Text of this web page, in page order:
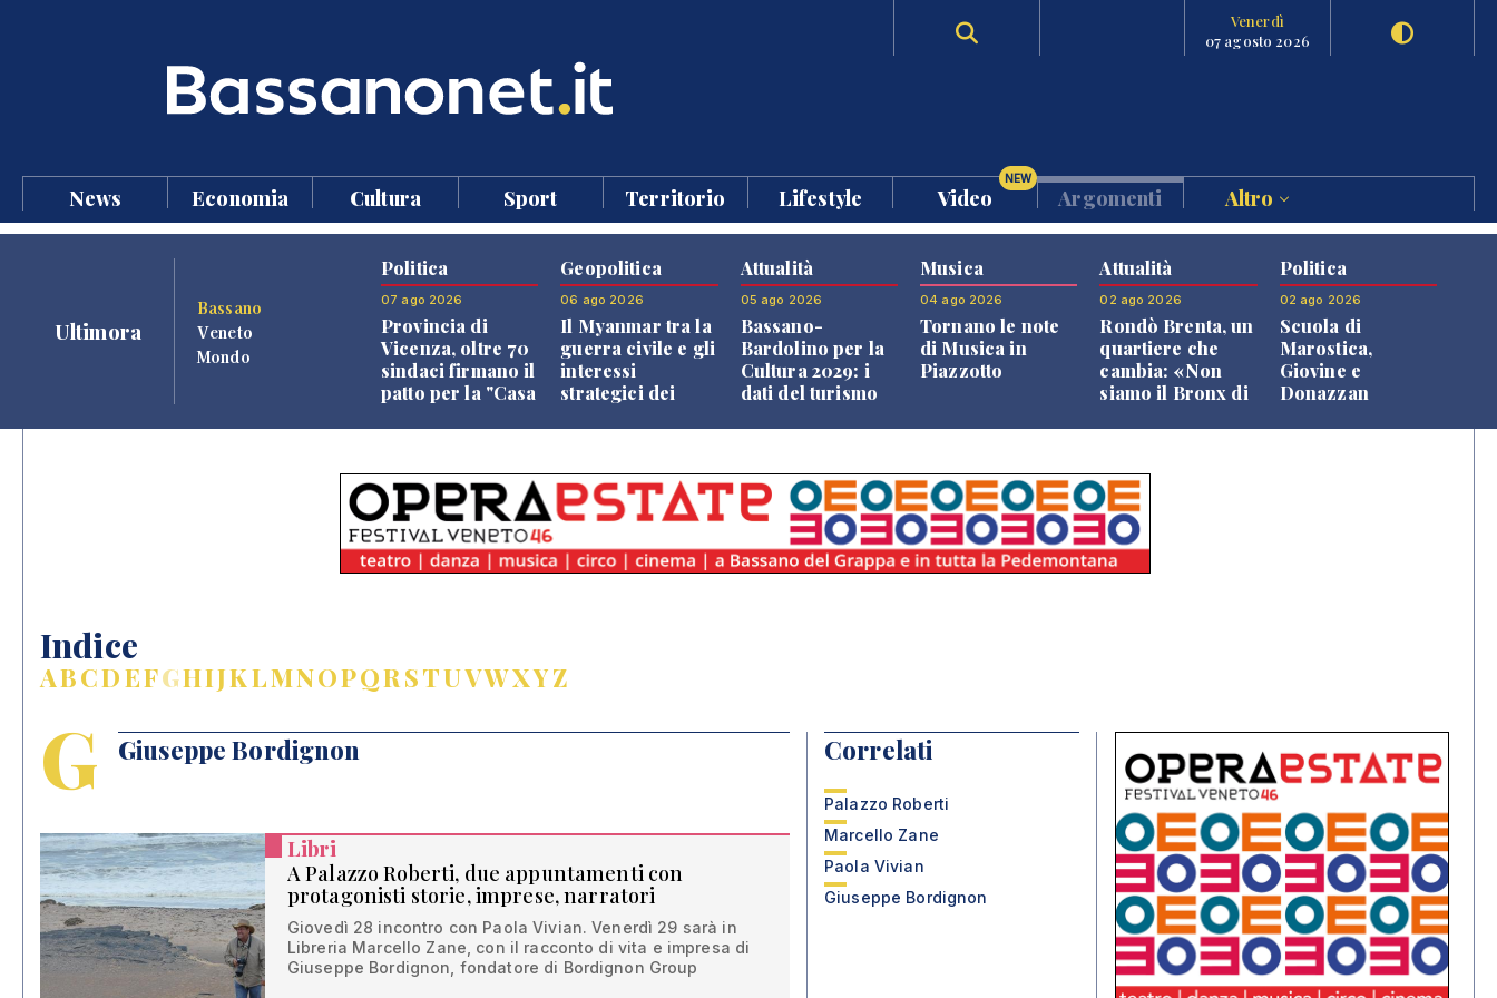
Venerdì
07 agosto 2026
News Economia Cultura Sport Territorio Lifestyle Video
NEW
Argomenti Altro
Ultimora
Bassano
Veneto
Mondo
Politica
07 ago 2026
Provincia di
Vicenza, oltre 70
sindaci firmano il
patto per la "Casa
Geopolitica
06 ago 2026
Il Myanmar tra la
guerra civile e gli
interessi
strategici dei
Attualità
05 ago 2026
Bassano-
Bardolino per la
Cultura 2029: i
dati del turismo
Musica
04 ago 2026
Tornano le note
di Musica in
Piazzotto
Attualità
02 ago 2026
Rondò Brenta, un
quartiere che
cambia: «Non
siamo il Bronx di
Politica
02 ago 2026
Scuola di
Marostica,
Giovine e
Donazzan
Indice
ABCDEFGHIJKLMNOPQRSTUVWXYZ
G Giuseppe Bordignon
Libri
A Palazzo Roberti, due appuntamenti con
protagonisti storie, imprese, narratori
Giovedì 28 incontro con Paola Vivian. Venerdì 29 sarà in
Libreria Marcello Zane, con il racconto di vita e impresa di
Giuseppe Bordignon, fondatore di Bordignon Group
Correlati
Palazzo Roberti
Marcello Zane
Paola Vivian
Giuseppe Bordignon